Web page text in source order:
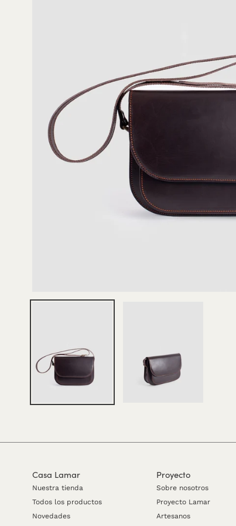
Casa Lamar
Nuestra tienda
Todos los productos
Novedades
Proyecto
Sobre nosotros
Proyecto Lamar
Artesanos